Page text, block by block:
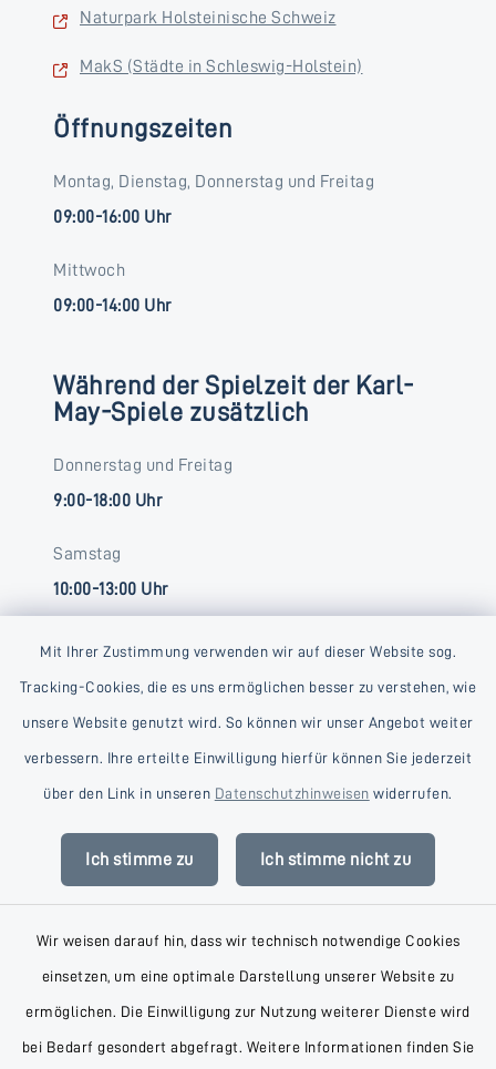
Mit Ihrer Zustimmung verwenden wir auf dieser Website sog.
Tracking-Cookies, die es uns ermöglichen besser zu verstehen, wie
unsere Website genutzt wird. So können wir unser Angebot weiter
verbessern. Ihre erteilte Einwilligung hierfür können Sie jederzeit
über den Link in unseren Datenschutzhinweisen widerrufen.
Ich stimme zu Ich stimme nicht zu
Wir weisen darauf hin, dass wir technisch notwendige Cookies
einsetzen, um eine optimale Darstellung unserer Website zu
ermöglichen. Die Einwilligung zur Nutzung weiterer Dienste wird
bei Bedarf gesondert abgefragt. Weitere Informationen finden Sie
Naturpark Holsteinische Schweiz
MakS (Städte in Schleswig-Holstein)
Öffnungszeiten
Montag, Dienstag, Donnerstag und Freitag
09:00-16:00 Uhr
Mittwoch
09:00-14:00 Uhr
Während der Spielzeit der Karl-
May-Spiele zusätzlich
Donnerstag und Freitag
9:00-18:00 Uhr
Samstag
10:00-13:00 Uhr
Kontakt
Datenschutz
Impressum
Sitemap